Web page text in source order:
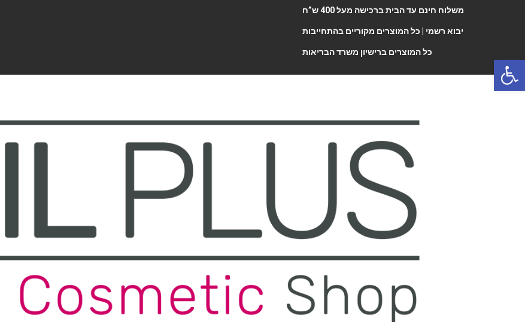
משלוח חינם עד הבית ברכישה מעל 400 ש”ח
יבוא רשמי | כל המוצרים מקוריים בהתחייבות
כל המוצרים ברישיון משרד הבריאות